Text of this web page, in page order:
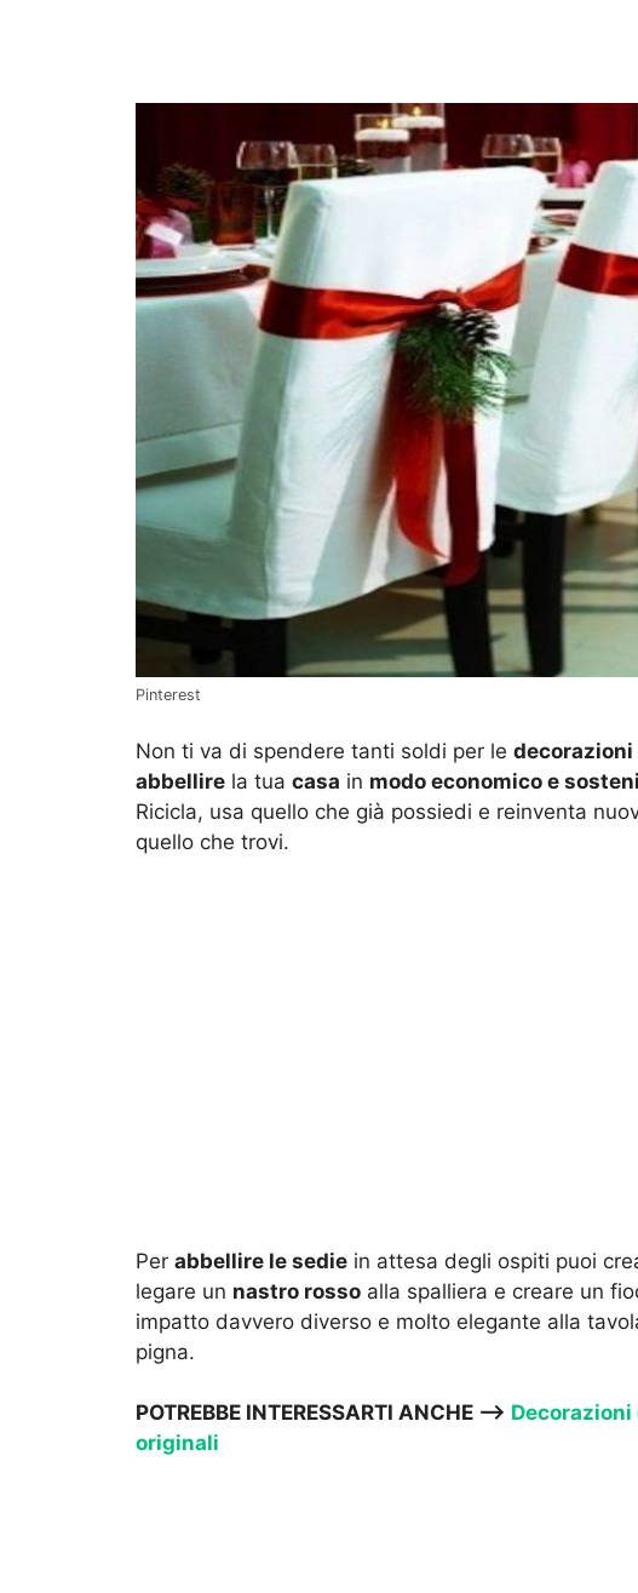
Pinterest
Non ti va di spendere tanti soldi per le decorazioni
abbellire la tua casa in modo economico e
Ricicla, usa quello che già possiedi e reinventa
quello che trovi.
Per abbellire le sedie in attesa degli ospiti puoi
legare un nastro rosso alla spalliera e creare un
impatto davvero diverso e molto elegante alla
pigna.
POTREBBE INTERESSARTI ANCHE —>
originali